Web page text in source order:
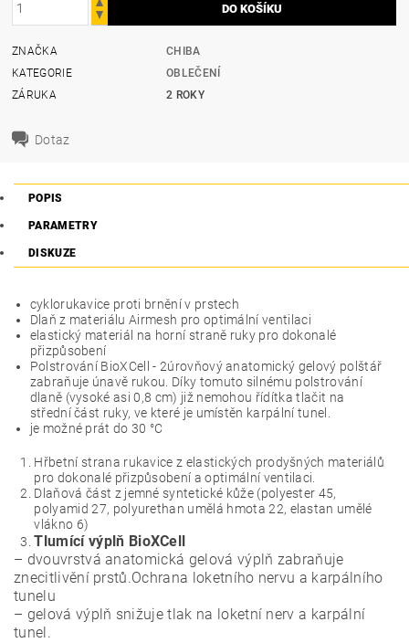
ZNAČKA
CHIBA
KATEGORIE
OBLEČENÍ
ZÁRUKA
2 ROKY
Dotaz
POPIS
PARAMETRY
DISKUZE
cyklorukavice proti brnění v prstech
Dlaň z materiálu Airmesh pro optimální ventilaci
elastický materiál na horní straně ruky pro dokonalé
přizpůsobení
Polstrování BioXCell - 2úrovňový anatomický gelový polštář
zabraňuje únavě rukou. Díky tomuto silnému polstrování
dlaně (vysoké asi 0,8 cm) již nemohou řídítka tlačit na
střední část ruky, ve které je umístěn karpální tunel.
je možné prát do 30 °C
Hřbetní strana rukavice z elastických prodyšných materiálů
pro dokonalé přizpůsobení a optimální ventilaci.
Dlaňová část z jemné syntetické kůže (polyester 45,
polyamid 27, polyurethan umělá hmota 22, elastan umělé
vlákno 6)
Tlumící výplň BioXCell
– dvouvrstvá anatomická gelová výplň zabraňuje
znecitlivění prstů.Ochrana loketního nervu a karpálního
tunelu
– gelová výplň snižuje tlak na loketní nerv a karpální
tunel.